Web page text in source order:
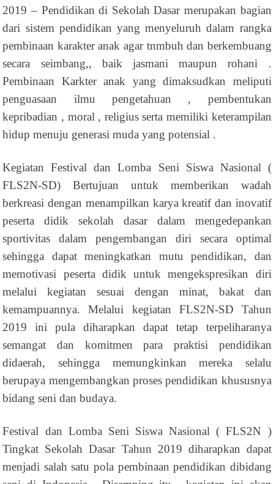
2019 – Pendidikan di Sekolah Dasar merupakan bagian
dari sistem pendidikan yang menyeluruh dalam rangka
pembinaan karakter anak agar tnmbuh dan berkembuang
secara seimbang,, baik jasmani maupun rohani .
Pembinaan Karkter anak yang dimaksudkan meliputi
penguasaan ilmu pengetahuan , pembentukan
kepribadian , moral , religius serta memiliki keterampilan
hidup menuju generasi muda yang potensial .
Kegiatan Festival dan Lomba Seni Siswa Nasional (
FLS2N-SD) Bertujuan untuk memberikan wadah
berkreasi dengan menampilkan karya kreatif dan inovatif
peserta didik sekolah dasar dalam mengedepankan
sportivitas dalam pengembangan diri secara optimal
sehingga dapat meningkatkan mutu pendidikan, dan
memotivasi peserta didik untuk mengekspresikan diri
melalui kegiatan sesuai dengan minat, bakat dan
kemampuannya. Melalui kegiatan FLS2N-SD Tahun
2019 ini pula diharapkan dapat tetap terpeliharanya
semangat dan komitmen para praktisi pendidikan
didaerah, sehingga memungkinkan mereka selalu
berupaya mengembangkan proses pendidikan khususnya
bidang seni dan budaya.
Festival dan Lomba Seni Siswa Nasional ( FLS2N )
Tingkat Sekolah Dasar Tahun 2019 diharapkan dapat
menjadi salah satu pola pembinaan pendidikan dibidang